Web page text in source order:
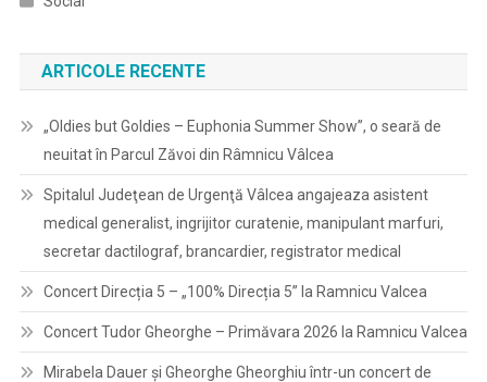
ARTICOLE RECENTE
„Oldies but Goldies – Euphonia Summer Show”, o seară de
neuitat în Parcul Zăvoi din Râmnicu Vâlcea
Spitalul Judeţean de Urgenţă Vâlcea angajeaza asistent
medical generalist, ingrijitor curatenie, manipulant marfuri,
secretar dactilograf, brancardier, registrator medical
Concert Direcția 5 – „100% Direcția 5” la Ramnicu Valcea
Concert Tudor Gheorghe – Primăvara 2026 la Ramnicu Valcea
Mirabela Dauer și Gheorghe Gheorghiu într-un concert de